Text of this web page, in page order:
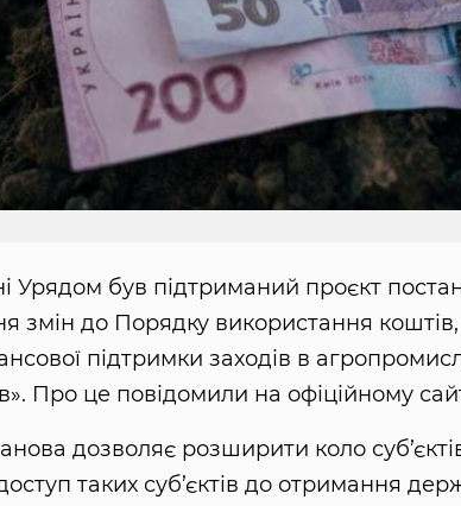
Урядом був підтриманий проєкт
змін до Порядку використання
підтримки заходів в
Про це повідомили на офіційному
дозволяє розширити коло
таких суб’єктів до отримання